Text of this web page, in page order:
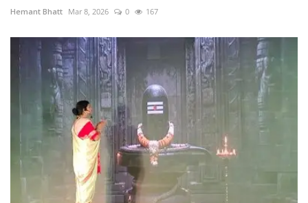
Hemant Bhatt Mar 8, 2026 0 167